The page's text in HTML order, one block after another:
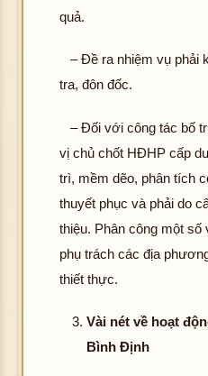
quả.
– Đề ra nhiệm vụ phải
tra, đôn đốc.
– Đối với công tác bố
vị chủ chốt HĐHP cấp
trì, mềm dẽo, phân tích
thuyết phục và phải do
thiệu. Phân công một số
phụ trách các địa
thiết thực.
Vài nét về hoạt
Bình Định